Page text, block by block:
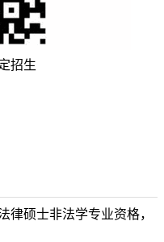
招生
律硕士非法学专业资格，